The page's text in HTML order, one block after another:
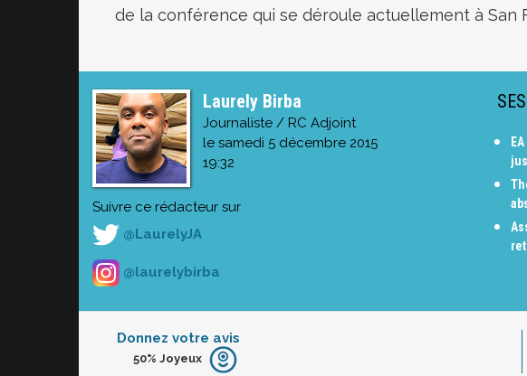
de la conférence qui se déroule actuellement à San
Laurely Birba
Journaliste / RC Adjoint
le samedi 5 décembre 2015
19:32
Suivre ce rédacteur sur
@LaurelyJA
@laurelybirba
Donnez votre avis
Furieux
50% Joyeux